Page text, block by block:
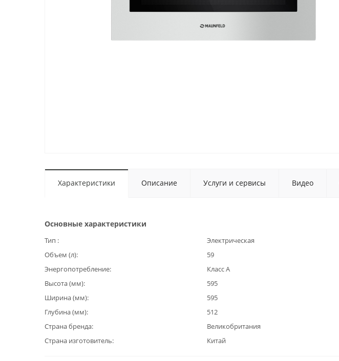
Характеристики Описание Услуги и сервисы Видео
Основные характеристики
Тип
Электрическая
Объем (л)
59
Энергопотребление
Класс А
Высота (мм)
595
Ширина (мм)
595
Глубина (мм)
512
Страна бренда
Великобритания
Страна изготовитель
Китай